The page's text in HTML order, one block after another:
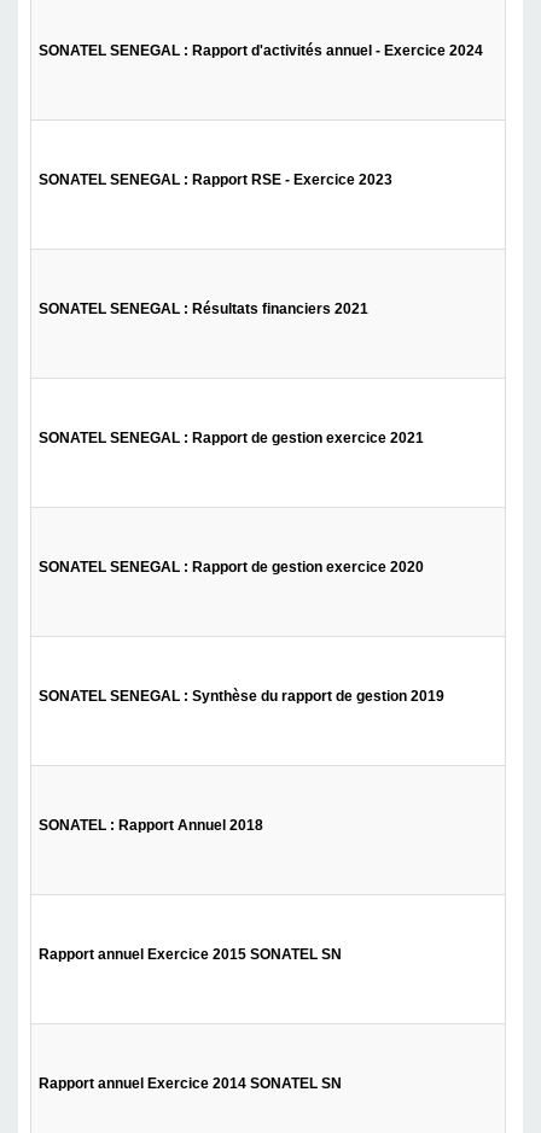
SONATEL SENEGAL : Rapport d'activités annuel - Exercice 2024
SONATEL SENEGAL : Rapport RSE - Exercice 2023
SONATEL SENEGAL : Résultats financiers 2021
SONATEL SENEGAL : Rapport de gestion exercice 2021
SONATEL SENEGAL : Rapport de gestion exercice 2020
SONATEL SENEGAL : Synthèse du rapport de gestion 2019
SONATEL : Rapport Annuel 2018
Rapport annuel Exercice 2015 SONATEL SN
Rapport annuel Exercice 2014 SONATEL SN